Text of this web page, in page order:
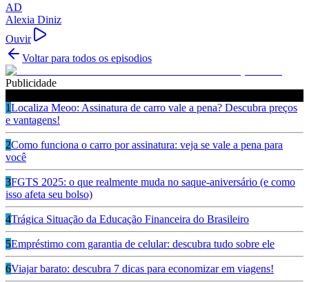
AD
Alexia Diniz
Ouvir
Voltar para todos os episodios
Publicidade
1Localiza Meoo: Assinatura de carro vale a pena? Descubra preços
e vantagens!
2Como funciona o carro por assinatura: veja se vale a pena para
você
3FGTS 2025: o que realmente muda no saque-aniversário (e como
isso afeta seu bolso)
4Trágica Situação da Educação Financeira do Brasileiro
5Empréstimo com garantia de celular: descubra tudo sobre ele
6Viajar barato: descubra 7 dicas para economizar em viagens!